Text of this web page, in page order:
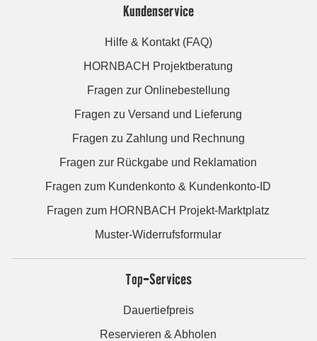
Kundenservice
Hilfe & Kontakt (FAQ)
HORNBACH Projektberatung
Fragen zur Onlinebestellung
Fragen zu Versand und Lieferung
Fragen zu Zahlung und Rechnung
Fragen zur Rückgabe und Reklamation
Fragen zum Kundenkonto & Kundenkonto-ID
Fragen zum HORNBACH Projekt-Marktplatz
Muster-Widerrufsformular
Top-Services
Dauertiefpreis
Reservieren & Abholen